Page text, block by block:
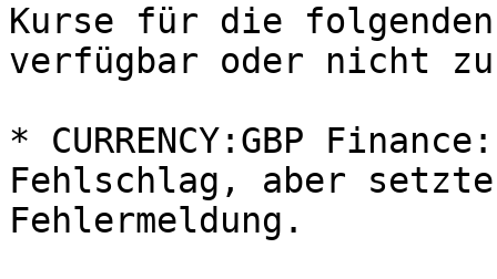
Kurse für die
verfügbar oder nicht zu
* CURRENCY:GBP
Fehlschlag, aber
Fehlermeldung.